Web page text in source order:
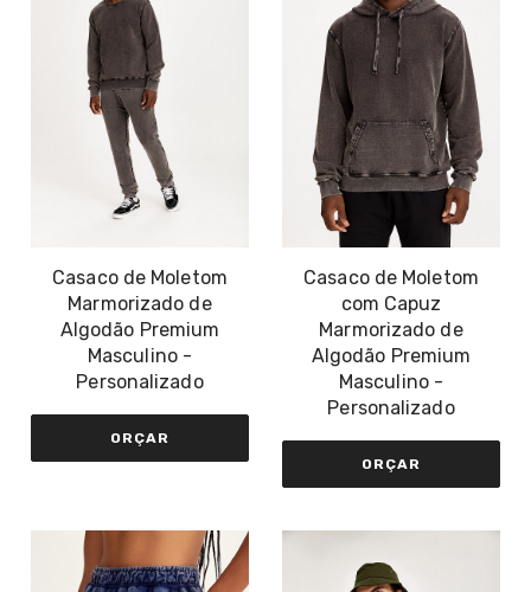
Casaco de Moletom
Marmorizado de
Algodão Premium
Masculino -
Personalizado
ORÇAR
Casaco de Moletom
com Capuz
Marmorizado de
Algodão Premium
Masculino -
Personalizado
ORÇAR